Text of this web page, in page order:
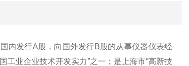
内发行A股，向国外发行B股的从事仪器仪表经
工业企业技术开发实力”之一；是上海市“高新技